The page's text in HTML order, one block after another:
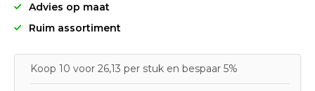
Advies op maat
Ruim assortiment
Koop 10 voor 26,13 per stuk en bespaar 5%